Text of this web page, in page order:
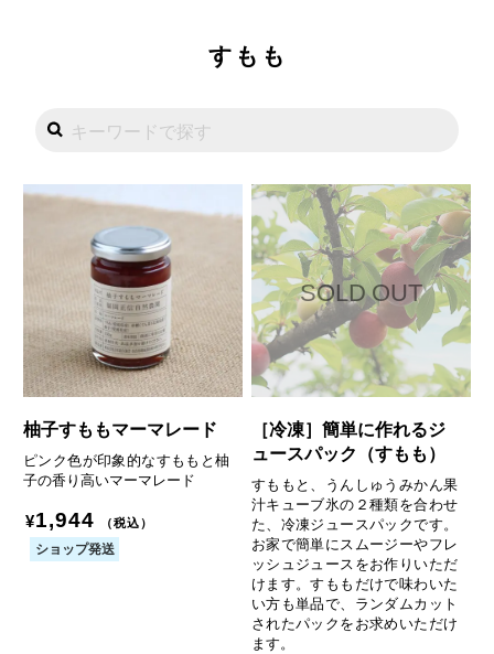
すもも
柚子すももマーマレード
ピンク色が印象的なすももと柚
子の香り高いマーマレード
¥1,944 （税込）
ショップ発送
［冷凍］簡単に作れるジ
ュースパック（すもも）
すももと、うんしゅうみかん果
汁キューブ氷の２種類を合わせ
た、冷凍ジュースパックです。
お家で簡単にスムージーやフレ
ッシュジュースをお作りいただ
けます。すももだけで味わいた
い方も単品で、ランダムカット
されたパックをお求めいただけ
ます。